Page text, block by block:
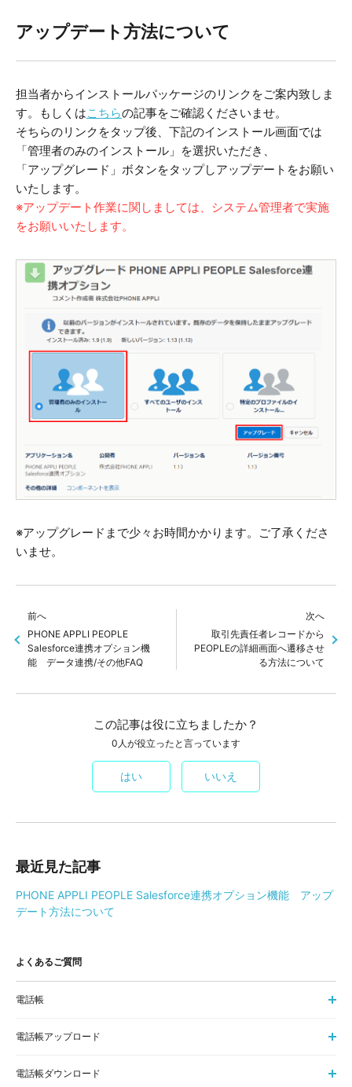
アップデート方法について
担当者からインストールパッケージのリンクをご案内致しま
す。
もしくはこちらの記事をご確認くださいませ。
そちらのリンクをタップ後、下記のインストール画面では
「管理者のみのインストール」を選択いただき、
「アップグレード」ボタンをタップしアップデートをお願い
いたします。
※アップデート作業に関しましては、システム管理者で実施
をお願いいたします。
※アップグレードまで少々お時間かかります。ご了承くださ
いませ。
前へ
PHONE APPLI PEOPLE
Salesforce連携オプション機
能 データ連携/その他FAQ
次へ
取引先責任者レコードから
PEOPLEの詳細画面へ遷移させ
る方法について
この記事は役に立ちましたか？
0人が役立ったと言っています
はい いいえ
最近見た記事
PHONE APPLI PEOPLE Salesforce連携オプション機能 アップ
デート方法について
よくあるご質問
電話帳
電話帳アップロード
電話帳ダウンロード